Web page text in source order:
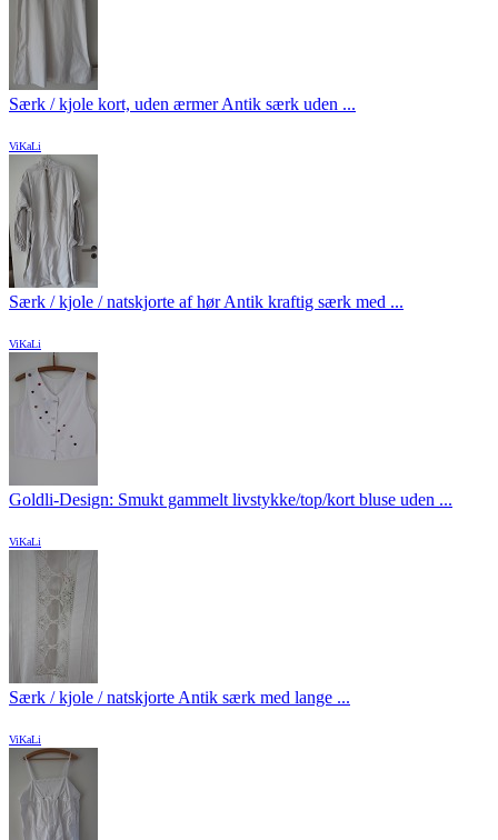
Særk / kjole kort, uden ærmer Antik særk uden ...
ViKaLi
Særk / kjole / natskjorte af hør Antik kraftig særk med ...
ViKaLi
Goldli-Design: Smukt gammelt livstykke/top/kort bluse uden ...
ViKaLi
Særk / kjole / natskjorte Antik særk med lange ...
ViKaLi